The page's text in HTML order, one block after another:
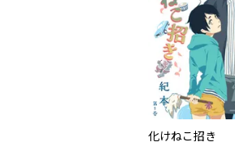
化けねこ招き